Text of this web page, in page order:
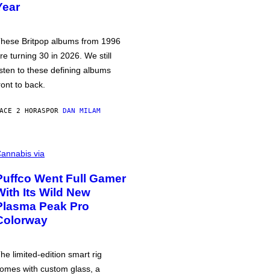
Britpop albums from 1996
turning 30 in 2026. We still
to these defining albums
to back.
2 HORASPOR DAN MILAM
via
Went Full Gamer
Its Wild New
Peak Pro
limited-edition smart rig
with custom glass, a